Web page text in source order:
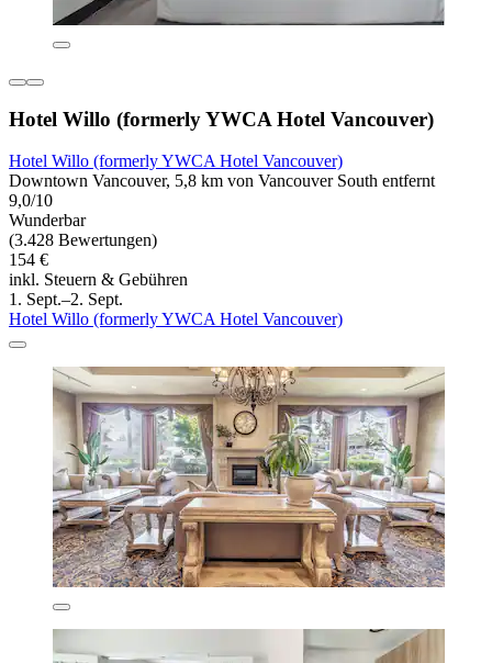
Hotel Willo (formerly YWCA Hotel Vancouver)
Hotel Willo (formerly YWCA Hotel Vancouver)
Downtown Vancouver, 5,8 km von Vancouver South entfernt
9,0/10
Wunderbar
(3.428 Bewertungen)
154 €
inkl. Steuern & Gebühren
1. Sept.–2. Sept.
Hotel Willo (formerly YWCA Hotel Vancouver)